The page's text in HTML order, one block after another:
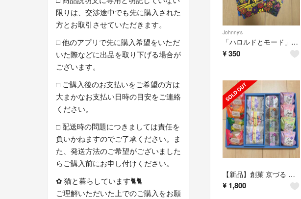
Johnny's
「ハロルドとモード」 フライヤー 七五三掛龍也 10枚セット
¥350
【新品】創菓 京づる 涼風水 生菓子15個詰め合わせセット
¥ 1,800
限りは、交渉途中でも先に購入された
方とお取引させていただきます。
□ 他のアプリで先に購入希望をいただ
いた際などに出品を取り下げる場合が
ございます。
□ ご購入後のお支払いをご希望の方は
大まかなお支払い日時の目安をご連絡
ください。
□ 配送時の問題につきましては責任を
負いかねますのでご了承ください。ま
た、発送方法のご希望がございました
らご購入前にお申し付けください。
✿ 猫と暮らしています🐈🐈
ご理解いただいた上でのご購入をお願